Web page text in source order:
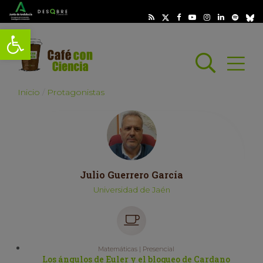
Abrir barra de herramientas
Abrir
Inicio Protagonistas
Julio Guerrero García
Universidad de Jaén
Matemáticas | Presencial
Los ángulos de Euler y el bloqueo de Cardano